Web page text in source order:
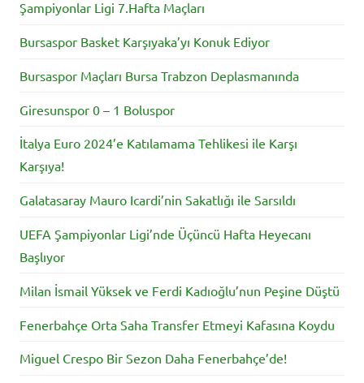
Şampiyonlar Ligi 7.Hafta Maçları
Bursaspor Basket Karşıyaka’yı Konuk Ediyor
Bursaspor Maçları Bursa Trabzon Deplasmanında
Giresunspor 0 – 1 Boluspor
İtalya Euro 2024’e Katılamama Tehlikesi ile Karşı
Karşıya!
Galatasaray Mauro Icardi’nin Sakatlığı ile Sarsıldı
UEFA Şampiyonlar Ligi’nde Üçüncü Hafta Heyecanı
Başlıyor
Milan İsmail Yüksek ve Ferdi Kadıoğlu’nun Peşine Düştü
Fenerbahçe Orta Saha Transfer Etmeyi Kafasına Koydu
Miguel Crespo Bir Sezon Daha Fenerbahçe’de!